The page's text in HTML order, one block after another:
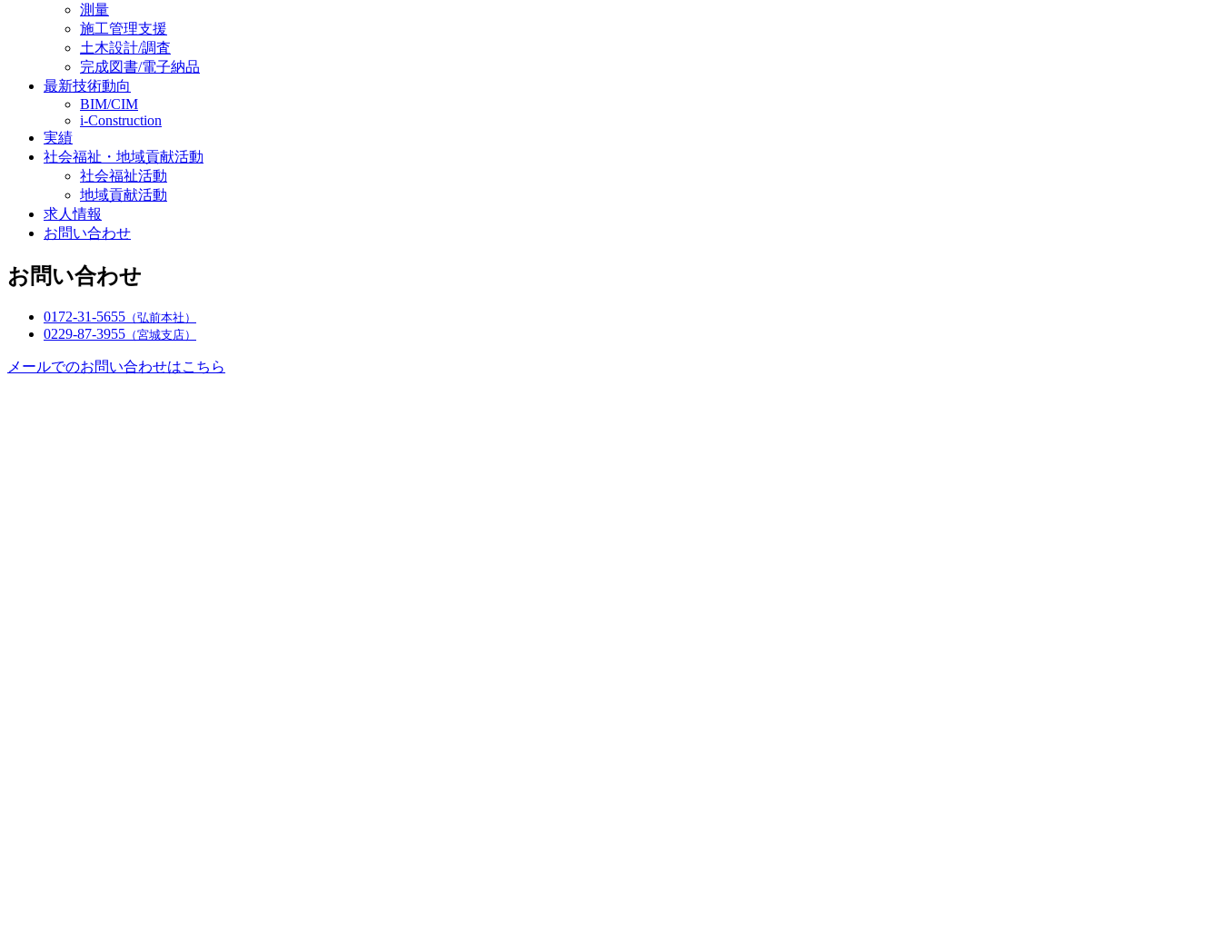
測量
施工管理支援
土木設計/調査
完成図書/電子納品
最新技術動向
BIM/CIM
i-Construction
実績
社会福祉・地域貢献活動
社会福祉活動
地域貢献活動
求人情報
お問い合わせ
お問い合わせ
0172-31-5655 （弘前本社）
0229-87-3955 （宮城支店）
メールでのお問い合わせはこちら